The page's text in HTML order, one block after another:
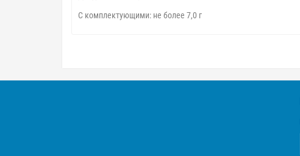
С комплектующими: не более 7,0 г